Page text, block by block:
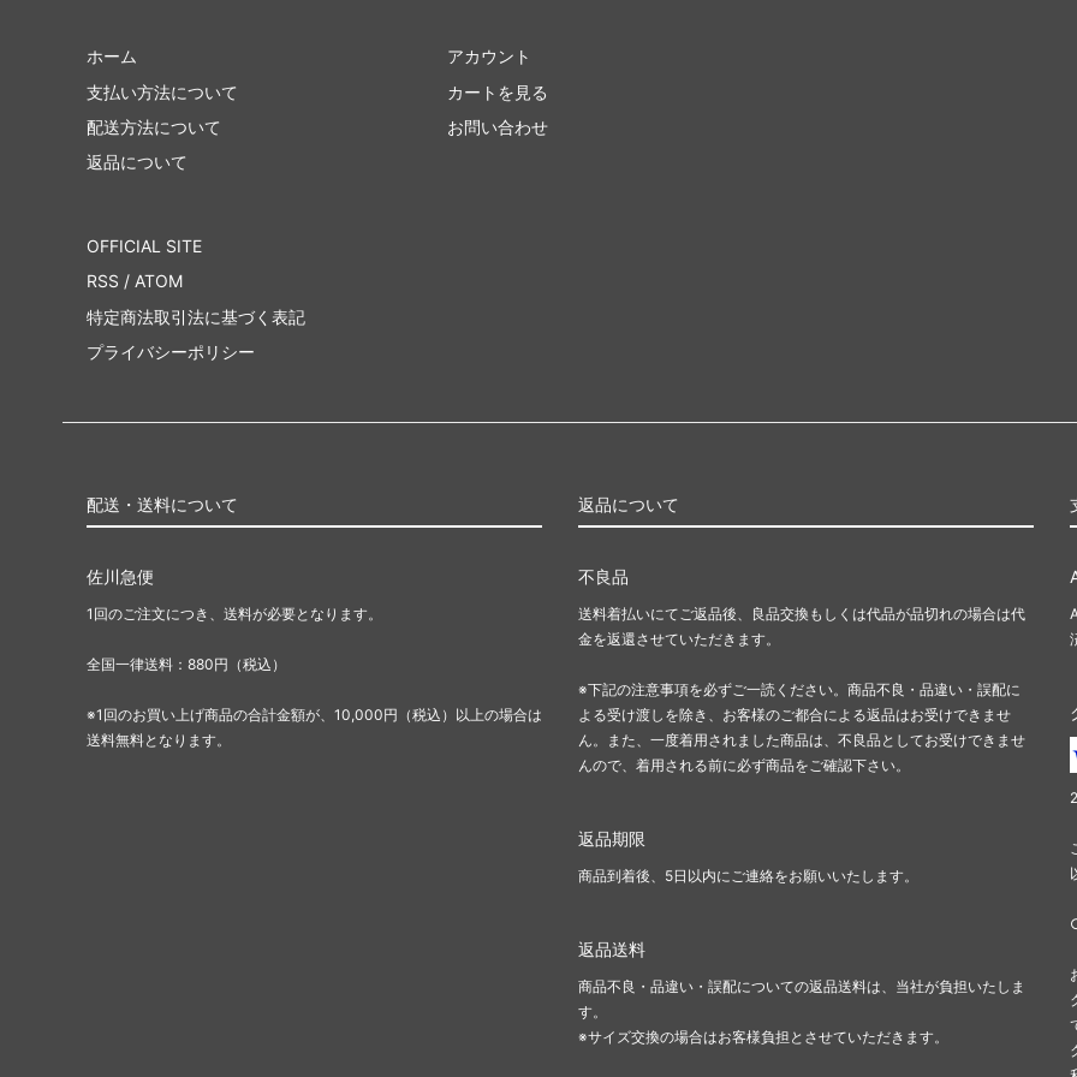
ホーム
支払い方法について
配送方法について
返品について
アカウント
カートを見る
お問い合わせ
OFFICIAL SITE
RSS / ATOM
特定商法取引法に基づく表記
プライバシーポリシー
配送・送料について
佐川急便
1回のご注文につき、送料が必要となります。
全国一律送料：880円（税込）
※1回のお買い上げ商品の合計金額が、10,000円（税込）以上の場合は
送料無料となります。
返品について
不良品
送料着払いにてご返品後、良品交換もしくは代品が品切れの場合は代
金を返還させていただきます。
※下記の注意事項を必ずご一読ください。商品不良・品違い・誤配に
よる受け渡しを除き、お客様のご都合による返品はお受けできませ
ん。また、一度着用されました商品は、不良品としてお受けできませ
んので、着用される前に必ず商品をご確認下さい。
返品期限
商品到着後、5日以内にご連絡をお願いいたします。
返品送料
商品不良・品違い・誤配についての返品送料は、当社が負担いたしま
す。
※サイズ交換の場合はお客様負担とさせていただきます。